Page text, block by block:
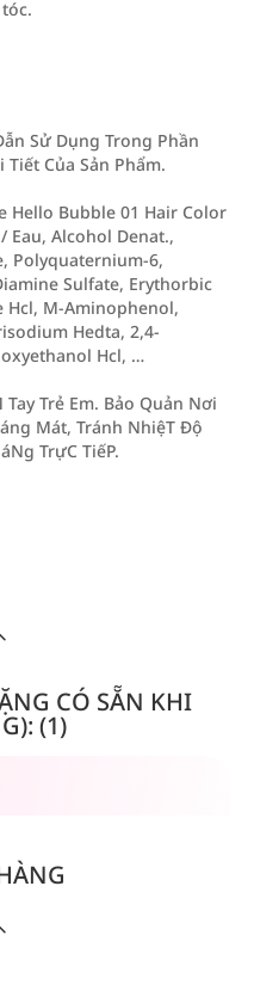
Sử Dụng Trong Phần
Tiết Của Sản Phẩm.
Hello Bubble 01 Hair Color
Eau, Alcohol Denat.,
Polyquaternium-6,
Sulfate, Erythorbic
Hcl, M-Aminophenol,
Hedta, 2,4-
Hcl, …
Tay Trẻ Em. Bảo Quản Nơi
Mát, Tránh NhiệT Độ
TrựC TiếP.
CÓ SẴN KHI
(1)